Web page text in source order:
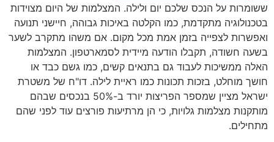
ששומרות על הנכס שלכם יום ולילה. המצלמות של היום מצוידות
בטכנולוגיה מתקדמת, כמו הקלטה באיכות גבוהה, חיישני תנועה
ואפשרות לצפייה בזמן אמת מכל מקום. אם משהו מתקרב לשער
בשעה חשודה, תקבלו הודעה מיידית לסמארטפון. המצלמות
האלה ממשיכות לעבוד גם בתנאים קשים, כמו גשם כבד או
חושך מוחלט, בזכות תכונות כמו ראיית לילה. דו"ח של משטרת
ישראל מציין שמספר הפריצות יורד ב-50% בנכסים שבהם
מותקנות מצלמות גלויות, כי הן מרתיעות פורצים עוד לפני שהם
מתחילים.